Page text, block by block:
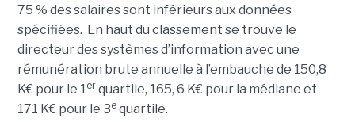
75 % des salaires sont inférieurs aux données
spécifiées. En haut du classement se trouve le
directeur des systèmes d’information avec une
rémunération brute annuelle à l’embauche de 150,8
K€ pour le 1er quartile, 165, 6 K€ pour la médiane et
171 K€ pour le 3equartile.